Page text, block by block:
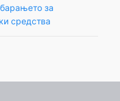
за
средства